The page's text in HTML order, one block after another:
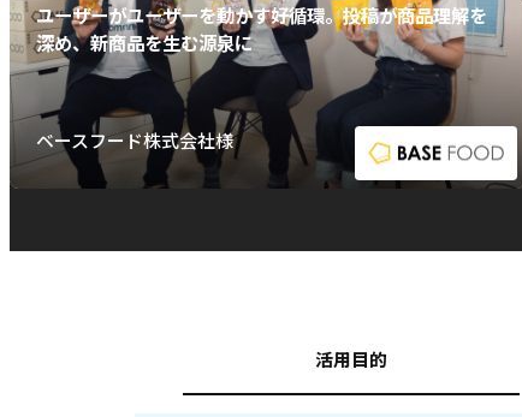
ユーザーがユーザーを動かす好循環。投稿が商品理解を
深め、新商品を生む源泉に
ベースフード株式会社様
活用目的